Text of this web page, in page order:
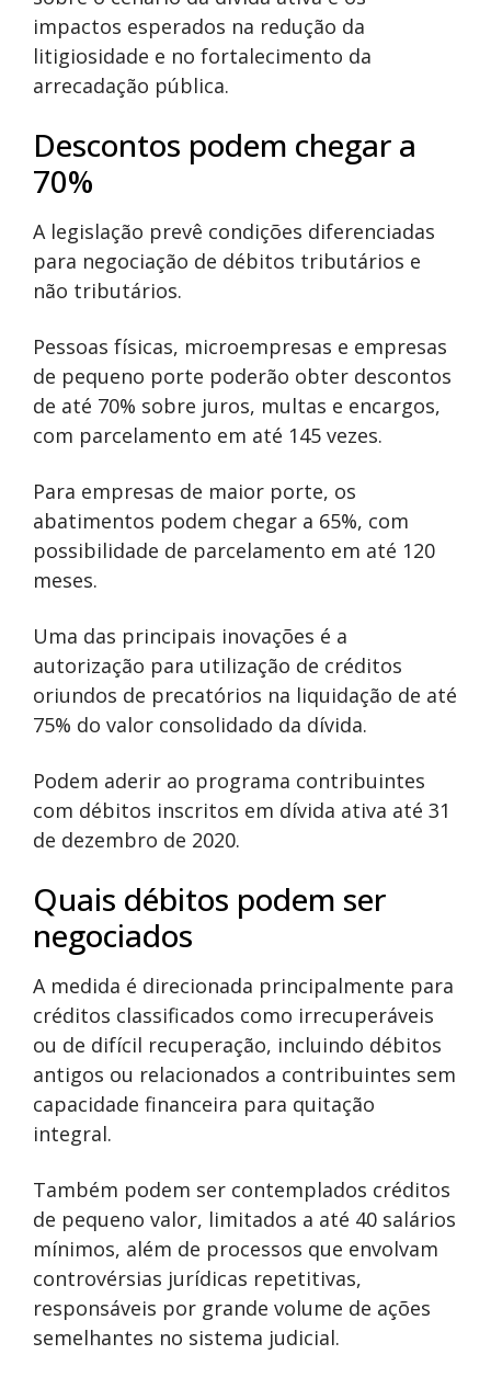
impactos esperados na redução da
litigiosidade e no fortalecimento da
arrecadação pública.
Descontos podem chegar a
70%
A legislação prevê condições diferenciadas
para negociação de débitos tributários e
não tributários.
Pessoas físicas, microempresas e empresas
de pequeno porte poderão obter descontos
de até 70% sobre juros, multas e encargos,
com parcelamento em até 145 vezes.
Para empresas de maior porte, os
abatimentos podem chegar a 65%, com
possibilidade de parcelamento em até 120
meses.
Uma das principais inovações é a
autorização para utilização de créditos
oriundos de precatórios na liquidação de até
75% do valor consolidado da dívida.
Podem aderir ao programa contribuintes
com débitos inscritos em dívida ativa até 31
de dezembro de 2020.
Quais débitos podem ser
negociados
A medida é direcionada principalmente para
créditos classificados como irrecuperáveis
ou de difícil recuperação, incluindo débitos
antigos ou relacionados a contribuintes sem
capacidade financeira para quitação
integral.
Também podem ser contemplados créditos
de pequeno valor, limitados a até 40 salários
mínimos, além de processos que envolvam
controvérsias jurídicas repetitivas,
responsáveis por grande volume de ações
semelhantes no sistema judicial.